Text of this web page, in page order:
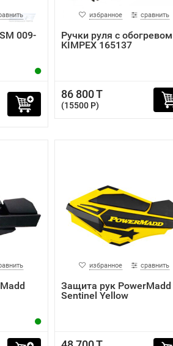
009-
избранное сравнить
Ручки руля с обогревом
KIMPEX 165137
86 800 T
(15500 P)
избранное сравнить
Защита рук PowerMadd
Sentinel Yellow